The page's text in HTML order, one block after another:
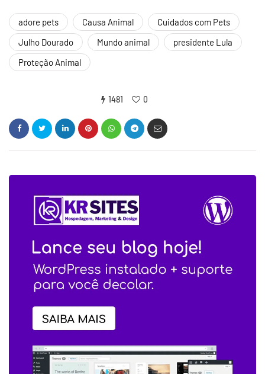
adore pets Causa Animal
Cuidados com Pets
Julho Dourado
Mundo animal
presidente Lula
Proteção Animal
1481 0